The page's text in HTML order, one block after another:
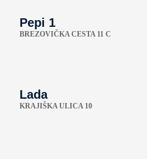
Pepi 1
BREZOVIČKA CESTA 11 C
Lada
KRAJIŠKA ULICA 10